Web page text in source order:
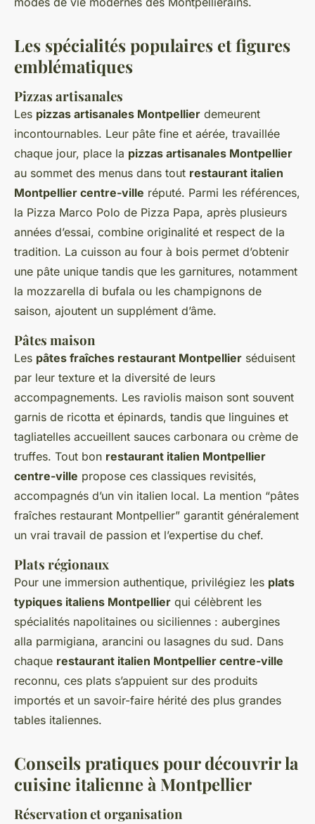
Les spécialités populaires et figures
emblématiques
Pizzas artisanales
Les pizzas artisanales Montpellier demeurent
incontournables. Leur pâte fine et aérée, travaillée
chaque jour, place la pizzas artisanales Montpellier
au sommet des menus dans tout restaurant italien
Montpellier centre-ville réputé. Parmi les références,
la Pizza Marco Polo de Pizza Papa, après plusieurs
années d’essai, combine originalité et respect de la
tradition. La cuisson au four à bois permet d’obtenir
une pâte unique tandis que les garnitures, notamment
la mozzarella di bufala ou les champignons de
saison, ajoutent un supplément d’âme.
Pâtes maison
Les pâtes fraîches restaurant Montpellier séduisent
par leur texture et la diversité de leurs
accompagnements. Les raviolis maison sont souvent
garnis de ricotta et épinards, tandis que linguines et
tagliatelles accueillent sauces carbonara ou crème de
truffes. Tout bon restaurant italien Montpellier
centre-ville propose ces classiques revisités,
accompagnés d’un vin italien local. La mention “pâtes
fraîches restaurant Montpellier” garantit généralement
un vrai travail de passion et l’expertise du chef.
Plats régionaux
Pour une immersion authentique, privilégiez les plats
typiques italiens Montpellier qui célèbrent les
spécialités napolitaines ou siciliennes : aubergines
alla parmigiana, arancini ou lasagnes du sud. Dans
chaque restaurant italien Montpellier centre-ville
reconnu, ces plats s’appuient sur des produits
importés et un savoir-faire hérité des plus grandes
tables italiennes.
Conseils pratiques pour découvrir la
cuisine italienne à Montpellier
Réservation et organisation